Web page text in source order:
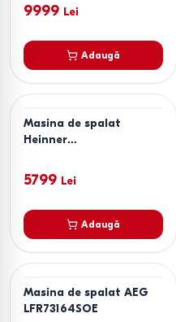
9999 Lei
Adaugă
Masina de spalat
Heinner
5799 Lei
Adaugă
Masina de spalat AEG
LFR73164SOE